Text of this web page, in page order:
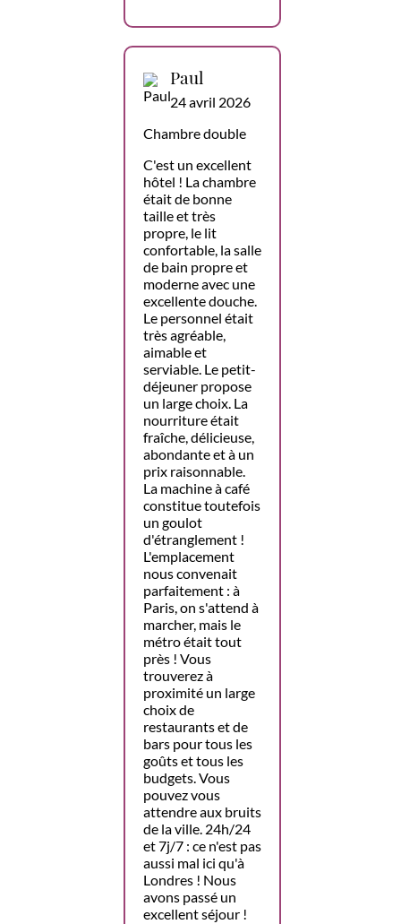
Paul
24 avril 2026
Chambre double
C'est un excellent
hôtel ! La chambre
était de bonne
taille et très
propre, le lit
confortable, la salle
de bain propre et
moderne avec une
excellente douche.
Le personnel était
très agréable,
aimable et
serviable. Le petit-
déjeuner propose
un large choix. La
nourriture était
fraîche, délicieuse,
abondante et à un
prix raisonnable.
La machine à café
constitue toutefois
un goulot
d'étranglement !
L'emplacement
nous convenait
parfaitement : à
Paris, on s'attend à
marcher, mais le
métro était tout
près ! Vous
trouverez à
proximité un large
choix de
restaurants et de
bars pour tous les
goûts et tous les
budgets. Vous
pouvez vous
attendre aux bruits
de la ville. 24h/24
et 7j/7 : ce n'est pas
aussi mal ici qu'à
Londres ! Nous
avons passé un
excellent séjour !